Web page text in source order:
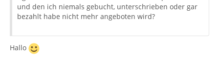
und den ich niemals gebucht, unterschrieben oder gar
bezahlt habe nicht mehr angeboten wird?
Hallo